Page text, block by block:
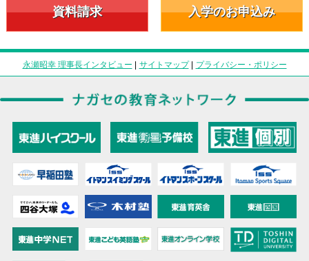
資料請求 入学のお申込み
永瀬昭幸 理事長インタビュー | サイトマップ| プライバシー・ポリシー